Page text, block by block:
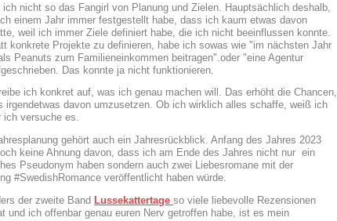
ich nicht so das Fangirl von Planung und Zielen. Hauptsächlich deshalb,
einem Jahr immer festgestellt habe, dass ich kaum etwas davon
weil ich immer Ziele definiert habe, die ich nicht beeinflussen konnte.
konkrete Projekte zu definieren, habe ich sowas wie "im nächsten Jahr
Peanuts zum Familieneinkommen beitragen".oder "eine Agentur
Das konnte ja nicht funktionieren.
ich konkret auf, was ich genau machen will. Das erhöht die Chancen,
irgendetwas davon umzusetzen. Ob ich wirklich alles schaffe, weiß ich
ich versuche es.
gehört auch ein Jahresrückblick. Anfang des Jahres 2023
keine Ahnung davon, dass ich am Ende des Jahres nicht nur ein
Pseudonym haben sondern auch zwei Liebesromane mit der
#SwedishRomance veröffentlicht haben würde.
der zweite Band Lussekattertage so viele liebevolle Rezensionen
und ich offenbar genau euren Nerv getroffen habe, ist es mein